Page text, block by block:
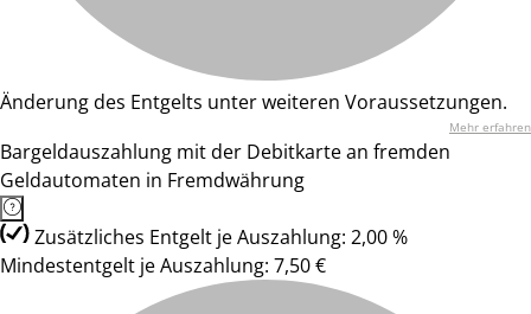
Änderung des Entgelts unter weiteren Voraussetzungen.
Mehr erfahren
Bargeldauszahlung mit der Debitkarte an fremden
Geldautomaten in Fremdwährung
Zusätzliches Entgelt je Auszahlung: 2,00 %
Mindestentgelt je Auszahlung: 7,50 €